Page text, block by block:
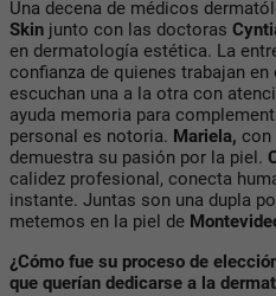
Una decena de médicos
Skin junto con las doctoras
en dermatología estética. La
confianza de quienes trabajan
escuchan una a la otra con
ayuda memoria para
personal es notoria. Mariela, con
demuestra su pasión por la piel.
calidez profesional, conecta
instante. Juntas son una dupla
metemos en la piel de
¿Cómo fue su proceso de
que querían dedicarse a la